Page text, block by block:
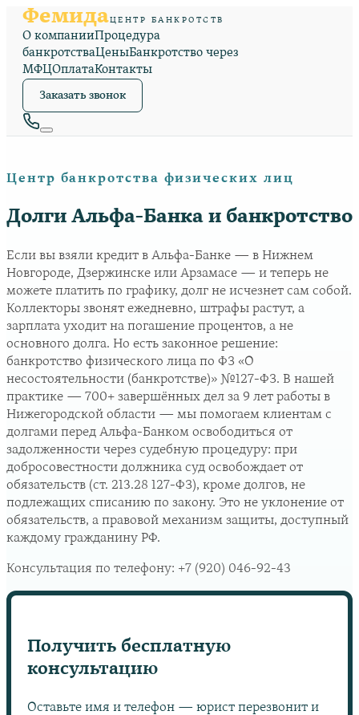
ФемидаЦЕНТР БАНКРОТСТВ
О компанииПроцедура
банкротстваЦеныБанкротство через
МФЦОплатаКонтакты
Заказать звонок
Центр банкротства физических лиц
Долги Альфа-Банка и банкротство
Если вы взяли кредит в Альфа-Банке — в Нижнем
Новгороде, Дзержинске или Арзамасе — и теперь не
можете платить по графику, долг не исчезнет сам собой.
Коллекторы звонят ежедневно, штрафы растут, а
зарплата уходит на погашение процентов, а не
основного долга. Но есть законное решение:
банкротство физического лица по ФЗ «О
несостоятельности (банкротстве)» №127-ФЗ. В нашей
практике — 700+ завершённых дел за 9 лет работы в
Нижегородской области — мы помогаем клиентам с
долгами перед Альфа-Банком освободиться от
задолженности через судебную процедуру: при
добросовестности должника суд освобождает от
обязательств (ст. 213.28 127-ФЗ), кроме долгов, не
подлежащих списанию по закону. Это не уклонение от
обязательств, а правовой механизм защиты, доступный
каждому гражданину РФ.
Консультация по телефону: +7 (920) 046-92-43
Получить бесплатную
консультацию
Оставьте имя и телефон — юрист перезвонит и